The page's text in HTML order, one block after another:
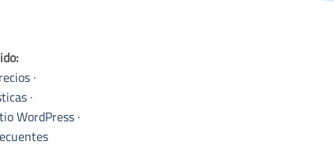
·
·
WordPress·